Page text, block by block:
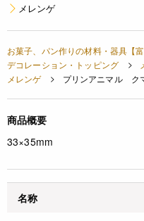
メレンゲ
お菓子、パン作りの材料・器具【富
デコレーション・トッピング
メレンゲ
プリンアニマル ク
商品概要
33×35mm
名称